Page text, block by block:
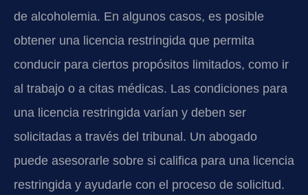
de alcoholemia. En algunos casos, es posible
obtener una licencia restringida que permita
conducir para ciertos propósitos limitados, como ir
al trabajo o a citas médicas. Las condiciones para
una licencia restringida varían y deben ser
solicitadas a través del tribunal. Un abogado
puede asesorarle sobre si califica para una licencia
restringida y ayudarle con el proceso de solicitud.